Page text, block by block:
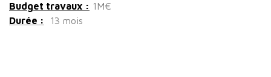
Budget travaux : 1M€
Durée :
13 mois